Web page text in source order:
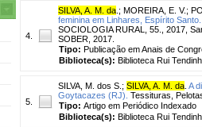
4.
SILVA, A. M. da ; MOREIRA, E. V.;
feminina em Linhares, Espírito Santo.
SOCIOLOGIA RURAL, 55., 2017,
SOBER, 2017.
Tipo: Publicação em Anais de
Biblioteca(s): Biblioteca Rui
5.
SILVA, M. dos S. ; SILVA, A. M. da A
Goytacazes (RJ). Tessituras,
Tipo: Artigo em Periódico Indexado
Biblioteca(s): Biblioteca Rui